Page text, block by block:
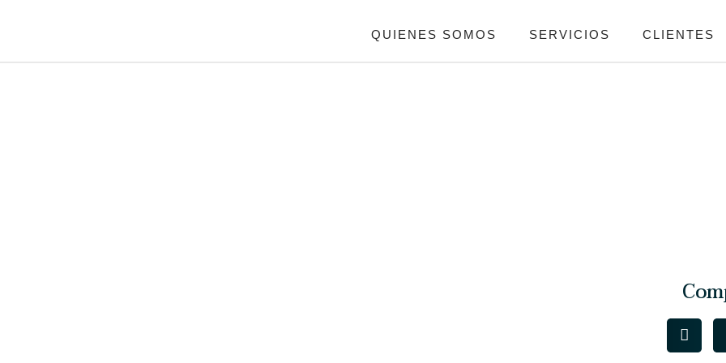
QUIENES SOMOS SERVICIOS CLIENTES